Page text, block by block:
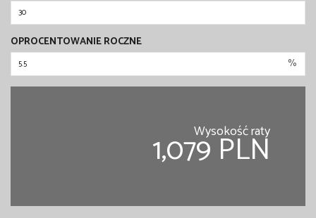
OPROCENTOWANIE ROCZNE
%
Wysokość raty
1,079 PLN